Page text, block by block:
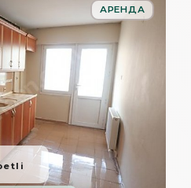
АРЕНДА